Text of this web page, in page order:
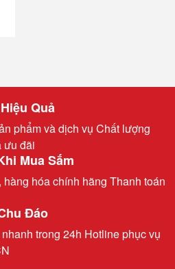
Quả
phẩm và dịch vụ Chất lượng
ưu đãi
Mua Sắm
hàng hóa chính hãng Thanh toán
Đáo
trong 24h Hotline phục vụ